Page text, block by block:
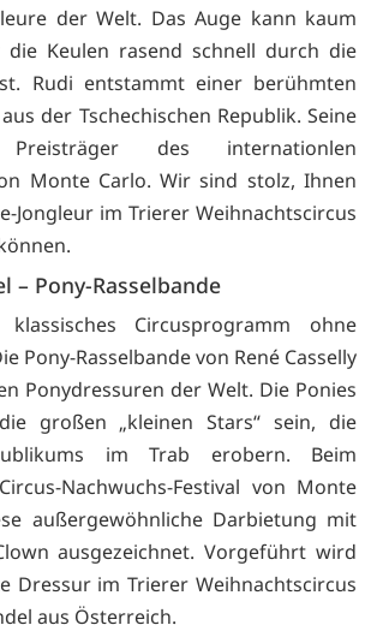
der Welt. Das Auge kann kaum
Keulen rasend schnell durch die
Rudi entstammt einer berühmten
der Tschechischen Republik. Seine
des internationlen
Monte Carlo. Wir sind stolz, Ihnen
Jongleur im Trierer Weihnachtscircus
– Pony-Rasselbande
Circusprogramm ohne
Pony-Rasselbande von René Casselly
Ponydressuren der Welt. Die Ponies
großen „kleinen Stars“ sein, die
im Trab erobern. Beim
Nachwuchs-Festival von Monte
außergewöhnliche Darbietung mit
ausgezeichnet. Vorgeführt wird
Dressur im Trierer Weihnachtscircus
aus Österreich.